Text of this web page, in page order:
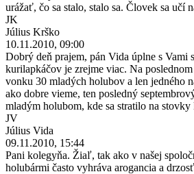
urážať, čo sa stalo, stalo sa. Človek sa učí
JK
Július Krško
10.11.2010, 09:00
Dobrý deň prajem, pán Vida úplne s Vami
kurilapkáčov je zrejme viac. Na
vonku 30 mladých holubov a len jedného
ako dobre vieme, ten posledný
mladým holubom, kde sa stratilo na
JV
Július Vida
09.11.2010, 15:44
Pani kolegyňa. Žiaľ, tak ako v našej
holubármi často vyhráva arogancia a